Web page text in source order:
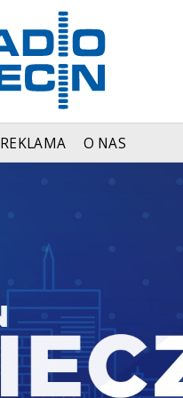
REKLAMA O NAS